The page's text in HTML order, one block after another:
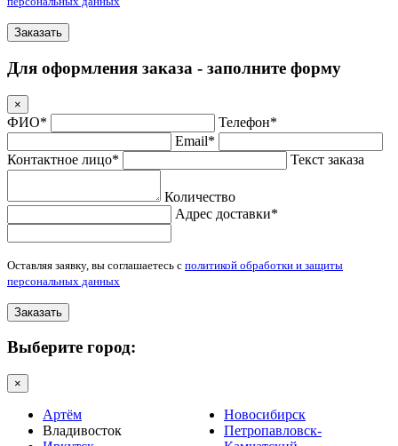
Заказать
Для оформления заказа - заполните форму
×
ФИО*
Телефон*
Email*
Контактное лицо*
Текст заказа
Количество
Адрес доставки*
Оставляя заявку, вы соглашаетесь с политикой обработки и защиты
персональных данных
Заказать
Выберите город:
×
Артём
Владивосток
Новосибирск
Петропавловск-